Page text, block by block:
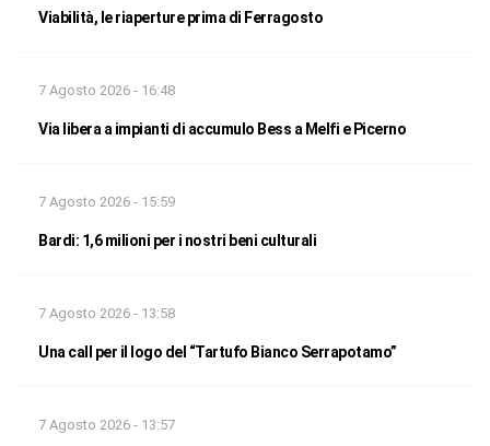
Viabilità, le riaperture prima di Ferragosto
7 Agosto 2026 - 16:48
Via libera a impianti di accumulo Bess a Melfi e Picerno
7 Agosto 2026 - 15:59
Bardi: 1,6 milioni per i nostri beni culturali
7 Agosto 2026 - 13:58
Una call per il logo del “Tartufo Bianco Serrapotamo”
7 Agosto 2026 - 13:57